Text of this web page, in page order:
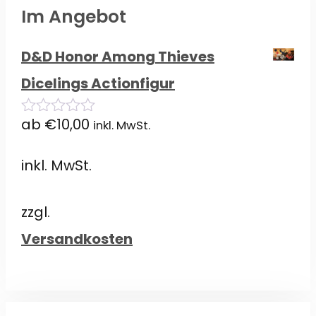
Im Angebot
D&D Honor Among Thieves
Dicelings Actionfigur
0
ab €10,00 inkl. MwSt.
inkl. MwSt.
zzgl.
Versandkosten